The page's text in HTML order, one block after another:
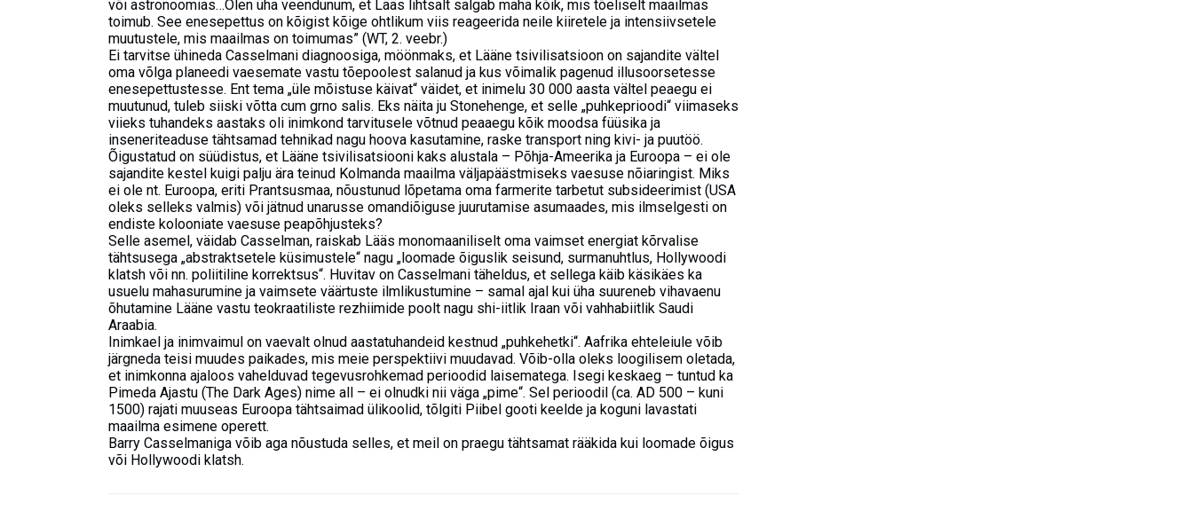
või astronoomias…Olen üha veendunum, et Lääs lihtsalt salgab maha kõik, mis tõeliselt maailmas
toimub. See enesepettus on kõigist kõige ohtlikum viis reageerida neile kiiretele ja intensiivsetele
muutustele, mis maailmas on toimumas” (WT, 2. veebr.)
Ei tarvitse ühineda Casselmani diagnoosiga, möönmaks, et Lääne tsivilisatsioon on sajandite vältel
oma võlga planeedi vaesemate vastu tõepoolest salanud ja kus võimalik pagenud illusoorsetesse
enesepettustesse. Ent tema „üle mõistuse käivat“ väidet, et inimelu 30 000 aasta vältel peaegu ei
muutunud, tuleb siiski võtta cum grno salis. Eks näita ju Stonehenge, et selle „puhkeprioodi“ viimaseks
viieks tuhandeks aastaks oli inimkond tarvitusele võtnud peaaegu kõik moodsa füüsika ja
inseneriteaduse tähtsamad tehnikad nagu hoova kasutamine, raske transport ning kivi- ja puutöö.
Õigustatud on süüdistus, et Lääne tsivilisatsiooni kaks alustala – Põhja-Ameerika ja Euroopa – ei ole
sajandite kestel kuigi palju ära teinud Kolmanda maailma väljapäästmiseks vaesuse nõiaringist. Miks
ei ole nt. Euroopa, eriti Prantsusmaa, nõustunud lõpetama oma farmerite tarbetut subsideerimist (USA
oleks selleks valmis) või jätnud unarusse omandiõiguse juurutamise asumaades, mis ilmselgesti on
endiste kolooniate vaesuse peapõhjusteks?
Selle asemel, väidab Casselman, raiskab Lääs monomaaniliselt oma vaimset energiat kõrvalise
tähtsusega „abstraktsetele küsimustele“ nagu „loomade õiguslik seisund, surmanuhtlus, Hollywoodi
klatsh või nn. poliitiline korrektsus“. Huvitav on Casselmani täheldus, et sellega käib käsikäes ka
usuelu mahasurumine ja vaimsete väärtuste ilmlikustumine – samal ajal kui üha suureneb vihavaenu
õhutamine Lääne vastu teokraatiliste rezhiimide poolt nagu shi-iitlik Iraan või vahhabiitlik Saudi
Araabia.
Inimkael ja inimvaimul on vaevalt olnud aastatuhandeid kestnud „puhkehetki“. Aafrika ehteleiule võib
järgneda teisi muudes paikades, mis meie perspektiivi muudavad. Võib-olla oleks loogilisem oletada,
et inimkonna ajaloos vahelduvad tegevusrohkemad perioodid laisematega. Isegi keskaeg – tuntud ka
Pimeda Ajastu (The Dark Ages) nime all – ei olnudki nii väga „pime“. Sel perioodil (ca. AD 500 – kuni
1500) rajati muuseas Euroopa tähtsaimad ülikoolid, tõlgiti Piibel gooti keelde ja koguni lavastati
maailma esimene operett.
Barry Casselmaniga võib aga nõustuda selles, et meil on praegu tähtsamat rääkida kui loomade õigus
või Hollywoodi klatsh.